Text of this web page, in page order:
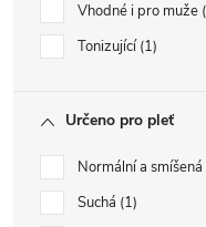
Vhodné i pro muže
Tonizující 1
Určeno pro pleť
Normální a smíšená
Suchá 1